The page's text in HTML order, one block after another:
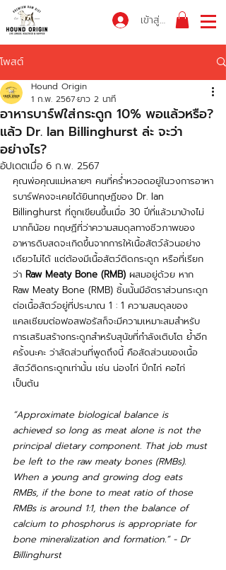
เข้าสู่ระบบ
โพสต์
อาหารบาร์ฟใส่กระดูก 10% พอแล้วหรือ?
แล้ว Dr. Ian Billinghurst ล่ะ จะว่า
อย่างไร?
Hound Origin
1 ก.พ. 2567ยาว 2 นาที
อัปเดตเมื่อ 6 ก.พ. 2567
คุณพ่อคุณแม่หลายๆ คนที่คร่ำหวอดอยู่ในวงการอาหา
รบาร์ฟคงจะเคยได้ยินทฤษฏีของ Dr. Ian
Billinghurst ที่ถูกเขียนขึ้นเมื่อ 30 ปีที่แล้วมาบ้างไม่
มากก็น้อย ทฤษฏีที่ว่าความสมดุลทางชีวภาพของ
อาหารดิบสดจะเกิดขึ้นจากการให้เนื้อสัตว์ล้วนอย่าง
เดียวไม่ได้ แต่ต้องมีเนื้อสัตว์ติดกระดูก หรือที่เรียก
ว่า Raw Meaty Bone (RMB) ผสมอยู่ด้วย หาก
Raw Meaty Bone (RMB) ชิ้นนั้นมีอัตราส่วนกระดูก
ต่อเนื้อสัตว์อยู่ที่ประมาณ 1 : 1 ความสมดุลของ
แคลเซียมต่อฟอสฟอรัสก็จะมีความเหมาะสมสำหรับ
การเสริมสร้างกระดูกสำหรับสุนัขที่กำลังเติบโต ย้ำอีก
ครั้งนะคะ ว่าสัดส่วนที่พูดถึงนี้ คือสัดส่วนของเนื้อ
สัตว์ติดกระดูกเท่านั้น เช่น น่องไก่ ปีกไก่ คอไก่
เป็นต้น
“Approximate biological balance is
achieved so long as meat alone is not the
principal dietary component. That job must
be left to the raw meaty bones (RMBs).
When a young and growing dog eats
RMBs, if the bone to meat ratio of those
RMBs is around 1:1, then the balance of
calcium to phosphorus is appropriate for
bone mineralization and formation.” - Dr
Billinghurst